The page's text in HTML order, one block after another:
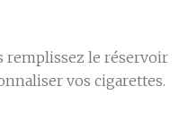
remplissez le réservoir
vos cigarettes.